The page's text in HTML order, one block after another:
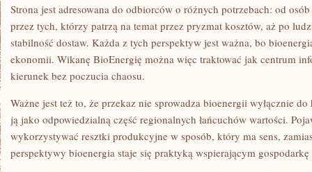
Strona jest adresowana do odbiorców o różnych potrzebach: od
przez tych, którzy patrzą na temat przez pryzmat kosztów, aż po
stabilność dostaw. Każda z tych perspektyw jest ważna, bo
ekonomii. Wikanę BioEnergię można więc traktować jak centrum
kierunek bez poczucia chaosu.
Ważne jest też to, że przekaz nie sprowadza bioenergii wyłącznie
ją jako odpowiedzialną część regionalnych łańcuchów wartości.
wykorzystywać resztki produkcyjne w sposób, który ma sens,
perspektywy bioenergia staje się praktyką wspierającym